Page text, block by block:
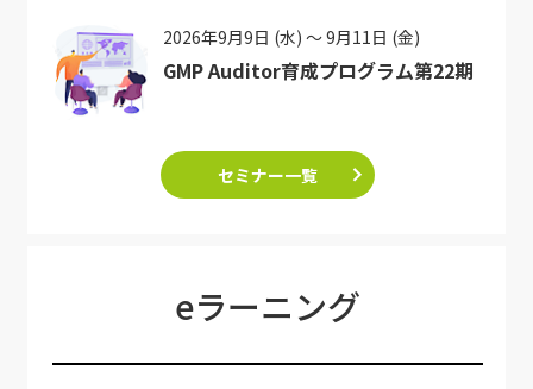
2026年9月9日 (水) ～ 9月11日 (金)
GMP Auditor育成プログラム第22期
セミナー一覧
eラーニング